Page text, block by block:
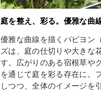
庭を整え、彩る。優雅な曲
優雅な曲線を描くパピヨン
ズは、庭の仕切りや大きな
す。広がりのある宿根草や
を通じて庭を彩る存在に。
しつつ、全体のイメージを